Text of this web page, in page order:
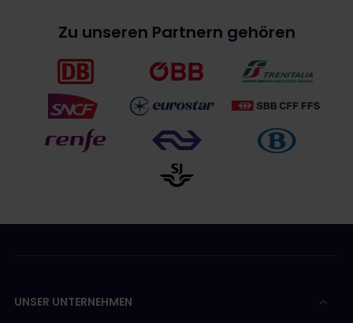
Zu unseren Partnern gehören
UNSER UNTERNEHMEN